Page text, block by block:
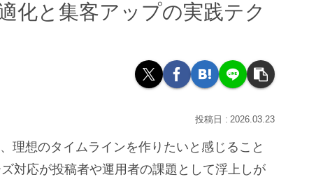
化と集客アップの実践テク
2026.03.23
理想のタイムラインを作りたいと感じること
対応が投稿者や運用者の課題として浮上しが